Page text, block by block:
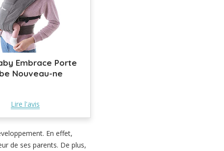
Embrace Porte
Nouveau-ne
Lire l'avis
En effet,
de ses parents. De plus,